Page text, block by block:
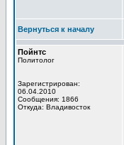
Вернуться к началу
Пойнтс
Политолог
Зарегистрирован:
06.04.2010
Сообщения: 1866
Откуда: Владивосток